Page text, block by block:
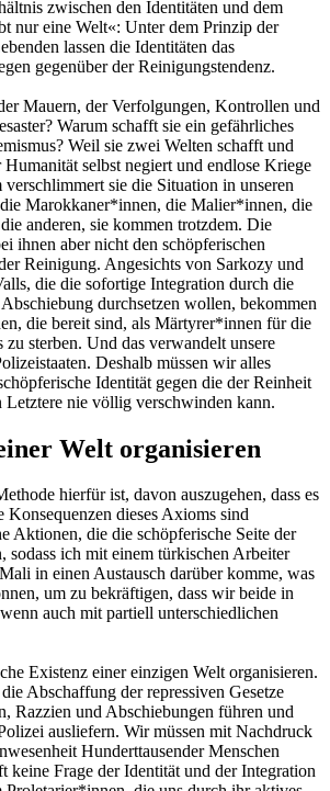
zwischen den Identitäten und dem
nur eine Welt«: Unter dem Prinzip der
lassen die Identitäten das
gegenüber der Reinigungstendenz.
Mauern, der Verfolgungen, Kontrollen und
Warum schafft sie ein gefährliches
Weil sie zwei Welten schafft und
selbst negiert und endlose Kriege
sie die Situation in unseren
Marokkaner*innen, die Malier*innen, die
anderen, sie kommen trotzdem. Die
ihnen aber nicht den schöpferischen
Reinigung. Angesichts von Sarkozy und
die die sofortige Integration durch die
durchsetzen wollen, bekommen
die bereit sind, als Märtyrer*innen für die
zu sterben. Und das verwandelt unsere
Deshalb müssen wir alles
Identität gegen die der Reinheit
Letztere nie völlig verschwinden kann.
Welt organisieren
hierfür ist, davon auszugehen, dass es
Konsequenzen dieses Axioms sind
Aktionen, die die schöpferische Seite der
sodass ich mit einem türkischen Arbeiter
in einen Austausch darüber komme, was
um zu bekräftigen, dass wir beide in
auch mit partiell unterschiedlichen
Existenz einer einzigen Welt organisieren.
Abschaffung der repressiven Gesetze
Razzien und Abschiebungen führen und
ausliefern. Wir müssen mit Nachdruck
Hunderttausender Menschen
keine Frage der Identität und der Integration